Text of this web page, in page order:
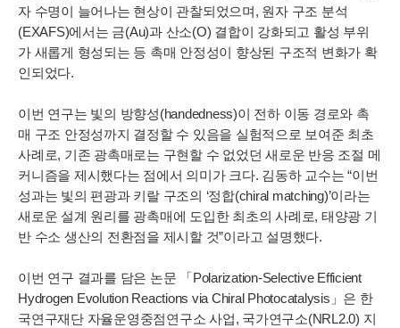
자 수명이 늘어나는 현상이 관찰되었으며, 원자 구조 분석
(EXAFS)에서는 금(Au)과 산소(O) 결합이 강화되고 활성 부위
가 새롭게 형성되는 등 촉매 안정성이 향상된 구조적 변화가 확
인되었다.
이번 연구는 빛의 방향성(handedness)이 전하 이동 경로와 촉
매 구조 안정성까지 결정할 수 있음을 실험적으로 보여준 최초
사례로, 기존 광촉매로는 구현할 수 없었던 새로운 반응 조절 메
커니즘을 제시했다는 점에서 의미가 크다. 김동하 교수는 “이번
성과는 빛의 편광과 키랄 구조의 ‘정합(chiral matching)’이라는
새로운 설계 원리를 광촉매에 도입한 최초의 사례로, 태양광 기
반 수소 생산의 전환점을 제시할 것”이라고 설명했다.
이번 연구 결과를 담은 논문 「Polarization-Selective Efficient
Hydrogen Evolution Reactions via Chiral Photocatalysis」은 한
국연구재단 자율운영중점연구소 사업, 국가연구소(NRL2.0) 지